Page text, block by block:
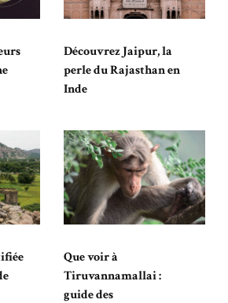
Découvrez Jaipur, la
perle du Rajasthan en
Inde
Que voir à
Tiruvannamallai :
guide des